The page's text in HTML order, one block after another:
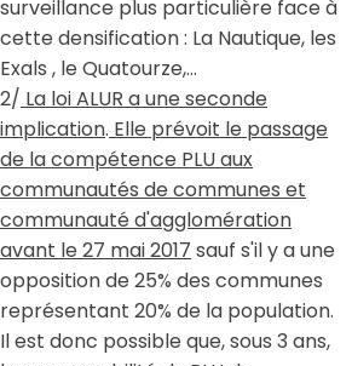
surveillance plus particulière face à
cette densification : La Nautique, les
Exals , le Quatourze,…
2/ La loi ALUR a une seconde
implication. Elle prévoit le passage
de la compétence PLU aux
communautés de communes et
communauté d'agglomération
avant le 27 mai 2017 sauf s'il y a une
opposition de 25% des communes
représentant 20% de la population.
Il est donc possible que, sous 3 ans,